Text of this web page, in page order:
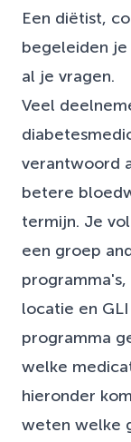
Een diëtist,
begeleiden
al je vragen.
Veel
verantwoord
betere
termijn. Je
een groep
programma's,
locatie en
programma
welke
hieronder
weten welke